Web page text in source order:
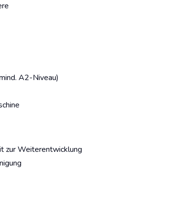
A2-Niveau)
zur Weiterentwicklung